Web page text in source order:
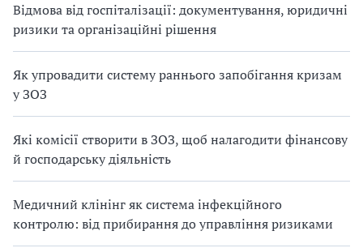
Відмова від госпіталізації: документування, юридичні
ризики та організаційні рішення
Як упровадити систему раннього запобігання кризам
у ЗОЗ
Які комісії створити в ЗОЗ, щоб налагодити фінансову
й господарську діяльність
Медичний клінінг як система інфекційного
контролю: від прибирання до управління ризиками